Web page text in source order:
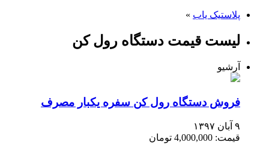
پلاستیک یاب »
لیست قیمت دستگاه رول کن
آرشیو
فروش دستگاه رول کن سفره یکبار مصرف
۹ آبان ۱۳۹۷
قیمت: 4,000,000 تومان